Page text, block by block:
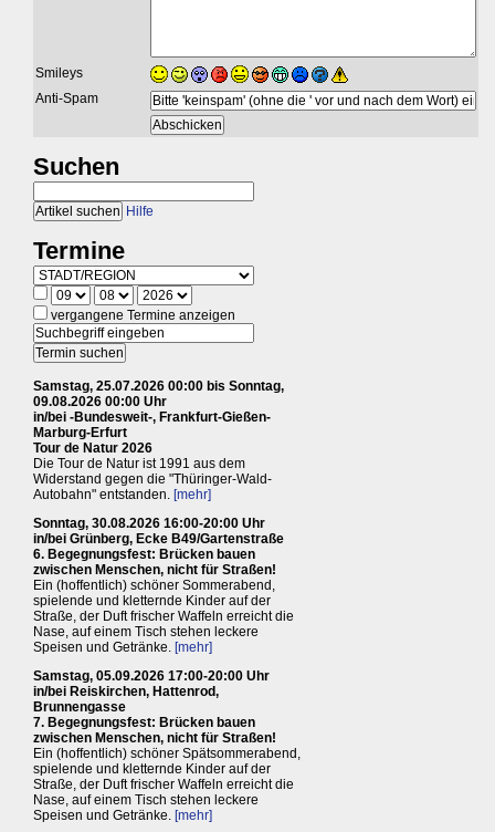
Smileys
Anti-Spam
Suchen
Hilfe
Termine
vergangene Termine anzeigen
Samstag, 25.07.2026 00:00 bis Sonntag,
09.08.2026 00:00 Uhr
in/bei -Bundesweit-, Frankfurt-Gießen-
Marburg-Erfurt
Tour de Natur 2026
Die Tour de Natur ist 1991 aus dem
Widerstand gegen die "Thüringer-Wald-
Autobahn" entstanden. [mehr]
Sonntag, 30.08.2026 16:00-20:00 Uhr
in/bei Grünberg, Ecke B49/Gartenstraße
6. Begegnungsfest: Brücken bauen
zwischen Menschen, nicht für Straßen!
Ein (hoffentlich) schöner Sommerabend,
spielende und kletternde Kinder auf der
Straße, der Duft frischer Waffeln erreicht die
Nase, auf einem Tisch stehen leckere
Speisen und Getränke. [mehr]
Samstag, 05.09.2026 17:00-20:00 Uhr
in/bei Reiskirchen, Hattenrod,
Brunnengasse
7. Begegnungsfest: Brücken bauen
zwischen Menschen, nicht für Straßen!
Ein (hoffentlich) schöner Spätsommerabend,
spielende und kletternde Kinder auf der
Straße, der Duft frischer Waffeln erreicht die
Nase, auf einem Tisch stehen leckere
Speisen und Getränke. [mehr]